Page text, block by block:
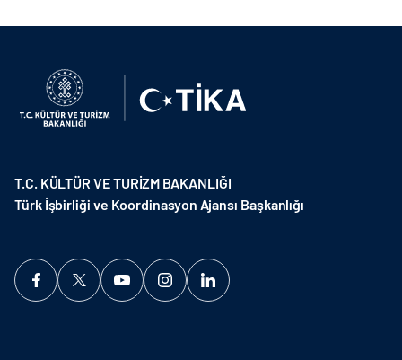
T.C. KÜLTÜR VE TURİZM BAKANLIĞI
Türk İşbirliği ve Koordinasyon Ajansı Başkanlığı